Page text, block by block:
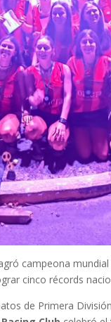
campeona
cinco récords
de Primera